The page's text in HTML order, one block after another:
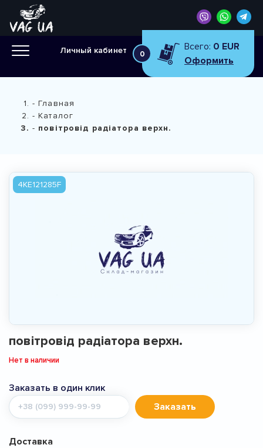
Личный кабинет 0
Всего: 0 EUR
Оформить
Главная
Каталог
повітровід радіатора верхн.
4KE121285F
повітровід радіатора верхн.
Нет в наличии
Заказать в один клик
Мобильный
телефон
Заказать
Доставка